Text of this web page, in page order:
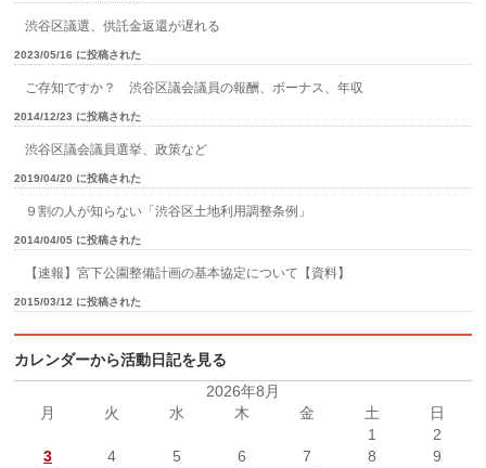
渋谷区議選、供託金返還が遅れる
2023/05/16 に投稿された
ご存知ですか？ 渋谷区議会議員の報酬、ボーナス、年収
2014/12/23 に投稿された
渋谷区議会議員選挙、政策など
2019/04/20 に投稿された
９割の人が知らない「渋谷区土地利用調整条例」
2014/04/05 に投稿された
【速報】宮下公園整備計画の基本協定について【資料】
2015/03/12 に投稿された
カレンダーから活動日記を見る
2026年8月
月
火 水 木 金 土 日
1
2
3
4 5 6 7 8
9